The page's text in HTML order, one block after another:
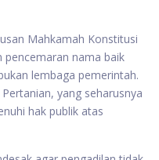
Mahkamah Konstitusi
pencemaran nama baik
lembaga pemerintah.
yang seharusnya
hak publik atas